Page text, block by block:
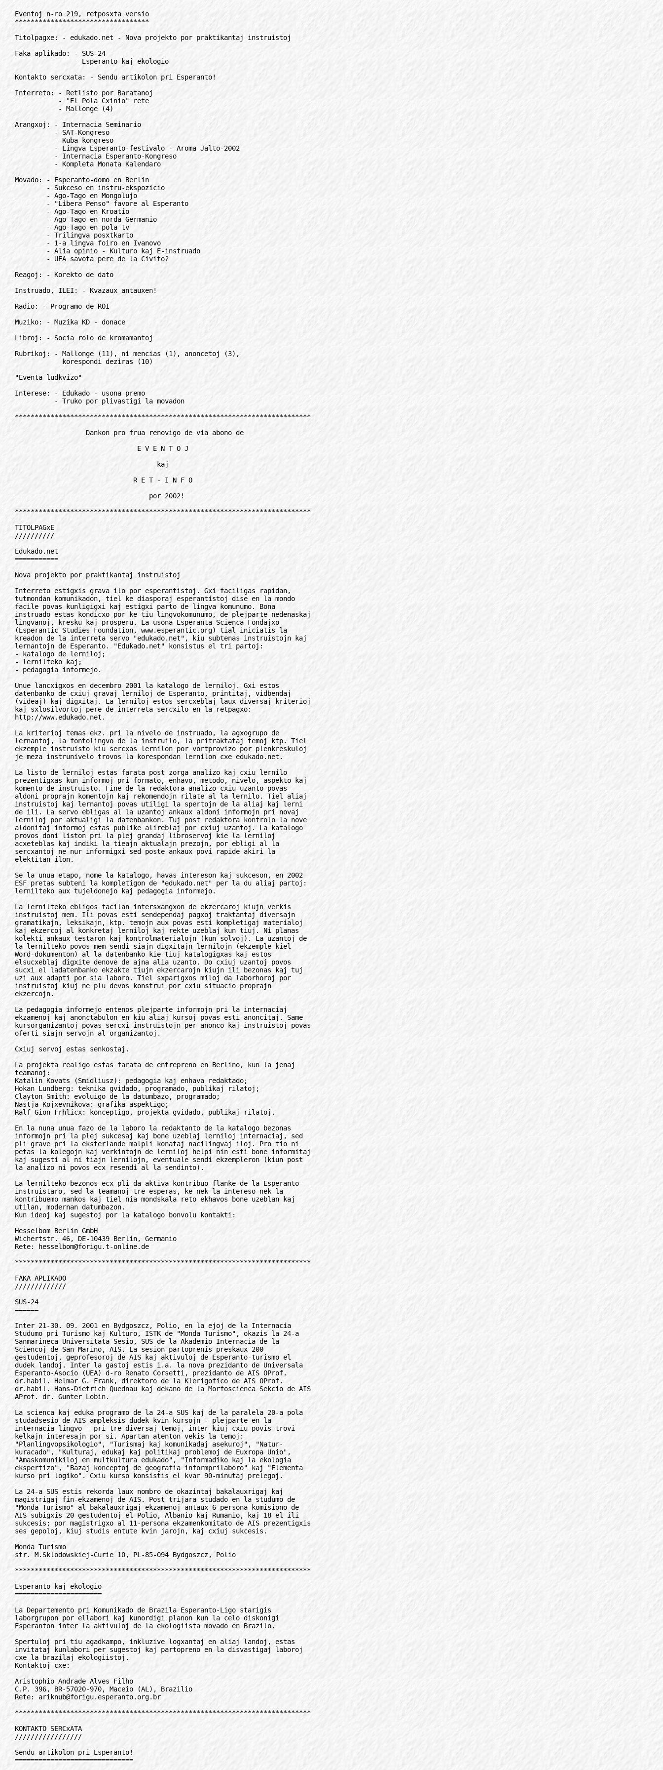
Eventoj n-ro 219, retposxta versio
**********************************

Titolpagxe: - edukado.net - Nova projekto por praktikantaj instruistoj

Faka aplikado: - SUS-24
               - Esperanto kaj ekologio

Kontakto sercxata: - Sendu artikolon pri Esperanto!

Interreto: - Retlisto por Baratanoj
           - "El Pola Cxinio" rete
           - Mallonge (4)

Arangxoj: - Internacia Seminario
          - SAT-Kongreso
          - Kuba kongreso
          - Lingva Esperanto-festivalo - Aroma Jalto-2002
          - Internacia Esperanto-Kongreso
          - Kompleta Monata Kalendaro

Movado: - Esperanto-domo en Berlin
        - Sukceso en instru-ekspozicio
        - Ago-Tago en Mongolujo
        - "Libera Penso" favore al Esperanto
        - Ago-Tago en Kroatio
        - Ago-Tago en norda Germanio
        - Ago-Tago en pola tv
        - Trilingva posxtkarto
        - 1-a lingva foiro en Ivanovo
        - Alia opinio - Kulturo kaj E-instruado
        - UEA savota pere de la Civito?

Reagoj: - Korekto de dato

Instruado, ILEI: - Kvazaux antauxen!

Radio: - Programo de ROI

Muziko: - Muzika KD - donace

Libroj: - Socia rolo de kromamantoj

Rubrikoj: - Mallonge (11), ni mencias (1), anoncetoj (3),
            korespondi deziras (10)

"Eventa ludkvizo"

Interese: - Edukado - usona premo
          - Truko por plivastigi la movadon

***************************************************************************

                  Dankon pro frua renovigo de via abono de

                               E V E N T O J

                                    kaj

                              R E T - I N F O

                                  por 2002!

***************************************************************************

TITOLPAGxE
//////////

Edukado.net
===========

Nova projekto por praktikantaj instruistoj

Interreto estigxis grava ilo por esperantistoj. Gxi faciligas rapidan,
tutmondan komunikadon, tiel ke diasporaj esperantistoj dise en la mondo
facile povas kunligigxi kaj estigxi parto de lingva komunumo. Bona
instruado estas kondicxo por ke tiu lingvokomunumo, de plejparte nedenaskaj
lingvanoj, kresku kaj prosperu. La usona Esperanta Scienca Fondajxo
(Esperantic Studies Foundation, www.esperantic.org) tial iniciatis la
kreadon de la interreta servo "edukado.net", kiu subtenas instruistojn kaj
lernantojn de Esperanto. "Edukado.net" konsistus el tri partoj:
- katalogo de lerniloj;
- lernilteko kaj;
- pedagogia informejo.

Unue lancxigxos en decembro 2001 la katalogo de lerniloj. Gxi estos
datenbanko de cxiuj gravaj lerniloj de Esperanto, printitaj, vidbendaj
(videaj) kaj digxitaj. La lerniloj estos sercxeblaj laux diversaj kriterioj
kaj sxlosilvortoj pere de interreta sercxilo en la retpagxo:
http://www.edukado.net.

La kriterioj temas ekz. pri la nivelo de instruado, la agxogrupo de
lernantoj, la fontolingvo de la instruilo, la pritraktataj temoj ktp. Tiel
ekzemple instruisto kiu sercxas lernilon por vortprovizo por plenkreskuloj
je meza instrunivelo trovos la korespondan lernilon cxe edukado.net.

La listo de lerniloj estas farata post zorga analizo kaj cxiu lernilo
prezentigxas kun informoj pri formato, enhavo, metodo, nivelo, aspekto kaj
komento de instruisto. Fine de la redaktora analizo cxiu uzanto povas
aldoni proprajn komentojn kaj rekomendojn rilate al la lernilo. Tiel aliaj
instruistoj kaj lernantoj povas utiligi la spertojn de la aliaj kaj lerni
de ili. La servo ebligas al la uzantoj ankaux aldoni informojn pri novaj
lerniloj por aktualigi la datenbankon. Tuj post redaktora kontrolo la nove
aldonitaj informoj estas publike alireblaj por cxiuj uzantoj. La katalogo
provos doni liston pri la plej grandaj libroservoj kie la lerniloj
acxeteblas kaj indiki la tieajn aktualajn prezojn, por ebligi al la
sercxantoj ne nur informigxi sed poste ankaux povi rapide akiri la
elektitan ilon.

Se la unua etapo, nome la katalogo, havas intereson kaj sukceson, en 2002
ESF pretas subteni la kompletigon de "edukado.net" per la du aliaj partoj:
lernilteko aux tujeldonejo kaj pedagogia informejo.

La lernilteko ebligos facilan intersxangxon de ekzercaroj kiujn verkis
instruistoj mem. Ili povas esti sendependaj pagxoj traktantaj diversajn
gramatikajn, leksikajn, ktp. temojn aux povas esti kompletigaj materialoj
kaj ekzercoj al konkretaj lerniloj kaj rekte uzeblaj kun tiuj. Ni planas
kolekti ankaux testaron kaj kontrolmaterialojn (kun solvoj). La uzantoj de
la lernilteko povos mem sendi siajn digxitajn lernilojn (ekzemple kiel
Word-dokumenton) al la datenbanko kie tiuj katalogigxas kaj estos
elsucxeblaj digxite denove de ajna alia uzanto. Do cxiuj uzantoj povos
sucxi el ladatenbanko ekzakte tiujn ekzercarojn kiujn ili bezonas kaj tuj
uzi aux adapti por sia laboro. Tiel sxparigxos miloj da laborhoroj por
instruistoj kiuj ne plu devos konstrui por cxiu situacio proprajn
ekzercojn.

La pedagogia informejo entenos plejparte informojn pri la internaciaj
ekzamenoj kaj anonctabulon en kiu aliaj kursoj povas esti anoncitaj. Same
kursorganizantoj povas sercxi instruistojn per anonco kaj instruistoj povas
oferti siajn servojn al organizantoj.

Cxiuj servoj estas senkostaj.

La projekta realigo estas farata de entrepreno en Berlino, kun la jenaj
teamanoj:
Katalin Kovats (Smidliusz): pedagogia kaj enhava redaktado;
Hokan Lundberg: teknika gvidado, programado, publikaj rilatoj;
Clayton Smith: evoluigo de la datumbazo, programado;
Nastja Kojxevnikova: grafika aspektigo;
Ralf Gion Frhlicx: konceptigo, projekta gvidado, publikaj rilatoj.

En la nuna unua fazo de la laboro la redaktanto de la katalogo bezonas
informojn pri la plej sukcesaj kaj bone uzeblaj lerniloj internaciaj, sed
pli grave pri la eksterlande malpli konataj nacilingvaj iloj. Pro tio ni
petas la kolegojn kaj verkintojn de lerniloj helpi nin esti bone informitaj
kaj sugesti al ni tiajn lernilojn, eventuale sendi ekzempleron (kiun post
la analizo ni povos ecx resendi al la sendinto).

La lernilteko bezonos ecx pli da aktiva kontribuo flanke de la Esperanto-
instruistaro, sed la teamanoj tre esperas, ke nek la intereso nek la
kontribuemo mankos kaj tiel nia mondskala reto ekhavos bone uzeblan kaj
utilan, modernan datumbazon.
Kun ideoj kaj sugestoj por la katalogo bonvolu kontakti:

Hesselbom Berlin GmbH
Wichertstr. 46, DE-10439 Berlin, Germanio
Rete: hesselbom@forigu.t-online.de

***************************************************************************

FAKA APLIKADO
/////////////

SUS-24
======

Inter 21-30. 09. 2001 en Bydgoszcz, Polio, en la ejoj de la Internacia
Studumo pri Turismo kaj Kulturo, ISTK de "Monda Turismo", okazis la 24-a
Sanmarineca Universitata Sesio, SUS de la Akademio Internacia de la
Sciencoj de San Marino, AIS. La sesion partoprenis preskaux 200
gestudentoj, geprofesoroj de AIS kaj aktivuloj de Esperanto-turismo el
dudek landoj. Inter la gastoj estis i.a. la nova prezidanto de Universala
Esperanto-Asocio (UEA) d-ro Renato Corsetti, prezidanto de AIS OProf.
dr.habil. Helmar G. Frank, direktoro de la Klerigofico de AIS OProf.
dr.habil. Hans-Dietrich Quednau kaj dekano de la Morfoscienca Sekcio de AIS
AProf. dr. Gunter Lobin.

La scienca kaj eduka programo de la 24-a SUS kaj de la paralela 20-a pola
studadsesio de AIS ampleksis dudek kvin kursojn - plejparte en la
internacia lingvo - pri tre diversaj temoj, inter kiuj cxiu povis trovi
kelkajn interesajn por si. Apartan atenton vekis la temoj:
"Planlingvopsikologio", "Turismaj kaj komunikadaj asekuroj", "Natur-
kuracado", "Kulturaj, edukaj kaj politikaj problemoj de Euxropa Unio",
"Amaskomunikiloj en multkultura edukado", "Informadiko kaj la ekologia
ekspertizo", "Bazaj konceptoj de geografia informprilaboro" kaj "Elementa
kurso pri logiko". Cxiu kurso konsistis el kvar 90-minutaj prelegoj.

La 24-a SUS estis rekorda laux nombro de okazintaj bakalauxrigaj kaj
magistrigaj fin-ekzamenoj de AIS. Post trijara studado en la studumo de
"Monda Turismo" al bakalauxrigaj ekzamenoj antaux 6-persona komisiono de
AIS subigxis 20 gestudentoj el Polio, Albanio kaj Rumanio, kaj 18 el ili
sukcesis; por magistrigxo al 11-persona ekzamenkomitato de AIS prezentigxis
ses gepoloj, kiuj studis entute kvin jarojn, kaj cxiuj sukcesis.

Monda Turismo
str. M.Sklodowskiej-Curie 10, PL-85-094 Bydgoszcz, Polio

***************************************************************************

Esperanto kaj ekologio
======================

La Departemento pri Komunikado de Brazila Esperanto-Ligo starigis
laborgrupon por ellabori kaj kunordigi planon kun la celo diskonigi
Esperanton inter la aktivuloj de la ekologiista movado en Brazilo.

Spertuloj pri tiu agadkampo, inkluzive logxantaj en aliaj landoj, estas
invitataj kunlabori per sugestoj kaj partopreno en la disvastigaj laboroj
cxe la brazilaj ekologiistoj.
Kontaktoj cxe:

Aristophio Andrade Alves Filho
C.P. 396, BR-57020-970, Maceio (AL), Brazilio
Rete: ariknub@forigu.esperanto.org.br

***************************************************************************

KONTAKTO SERCxATA
/////////////////

Sendu artikolon pri Esperanto!
==============================

Brazila Esperanto-Ligo, BEL petas sendi artikolojn favorajn al Esperanto.
Estas atendataj artikoloj, kiuj aperis - aux ne aperis - en nacilingvaj
gazetoj aux aliaj eldonajxoj. BEL petas la Esperanto-tradukon de tiuj
artikoloj por pliricxigi gxian bibliotekon kaj por aperigi la verkojn en
braziliaj jxurnaloj kaj eldonajxoj. La verkistoj estas petataj sendi kun la
artikolo la titolon, auxtoron, pseuxdonimon, naciecon, profesian titolon de
la auxtoro, informojn pri la publikigo de la artikolo (lando, dato,
eldonajxo), originan lingvon kaj la celgrupon de la artikolo.
Artikoloj estas atenditaj cxe:

Brazila Esperanto-Ligo
CP. 03625, BR-CEP-70084-970 Brasilia (DF), Brazilio
Rete: belkomunikado@forigu.esperanto.org.br

***************************************************************************

INTERRETO
/////////

Retlisto por baratanoj
======================

Estis starigita dissendolisto por esperantistoj en Barato. Oni atendas ne
nur baratanojn s